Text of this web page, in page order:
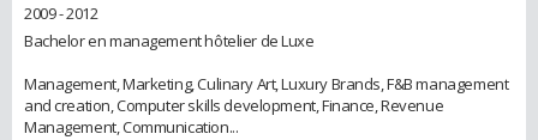
2009 - 2012
Bachelor en management hôtelier de Luxe
Management, Marketing, Culinary Art, Luxury Brands, F&B management
and creation, Computer skills development, Finance, Revenue
Management, Communication...